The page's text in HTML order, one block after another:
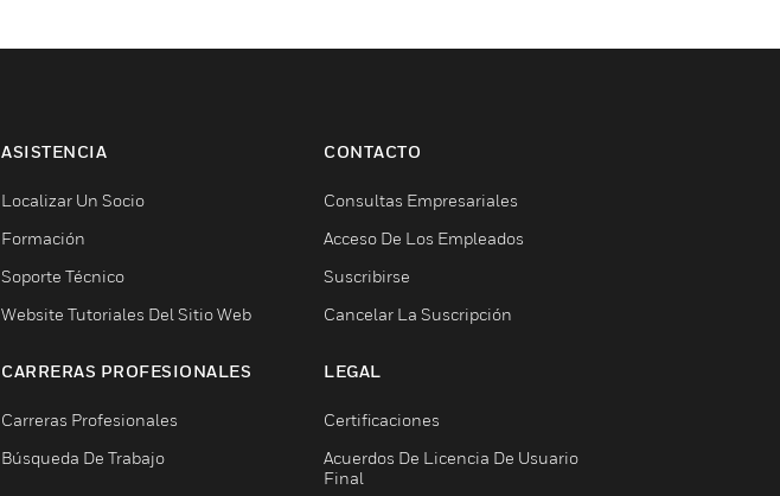
ASISTENCIA
Localizar Un Socio
Formación
Soporte Técnico
Website Tutoriales Del Sitio Web
CARRERAS PROFESIONALES
Carreras Profesionales
Búsqueda De Trabajo
CONTACTO
Consultas Empresariales
Acceso De Los Empleados
Suscribirse
Cancelar La Suscripción
LEGAL
Certificaciones
Acuerdos De Licencia De Usuario
Final